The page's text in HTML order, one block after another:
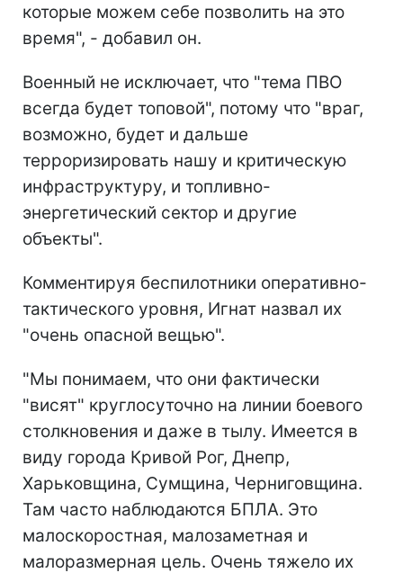
которые можем себе позволить на это
время", - добавил он.
Военный не исключает, что "тема ПВО
всегда будет топовой", потому что "враг,
возможно, будет и дальше
терроризировать нашу и критическую
инфраструктуру, и топливно-
энергетический сектор и другие
объекты".
Комментируя беспилотники оперативно-
тактического уровня, Игнат назвал их
"очень опасной вещью".
"Мы понимаем, что они фактически
"висят" круглосуточно на линии боевого
столкновения и даже в тылу. Имеется в
виду города Кривой Рог, Днепр,
Харьковщина, Сумщина, Черниговщина.
Там часто наблюдаются БПЛА. Это
малоскоростная, малозаметная и
малоразмерная цель. Очень тяжело их